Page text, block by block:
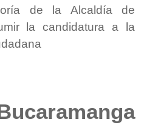
de la Alcaldía de
la candidatura a la